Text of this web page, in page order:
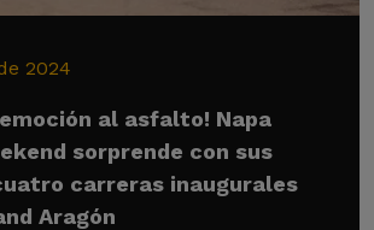
2024
al asfalto! Napa
sorprende con sus
carreras inaugurales
Aragón